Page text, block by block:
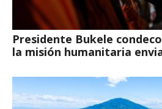
Presidente Bukele
la misión humanitaria